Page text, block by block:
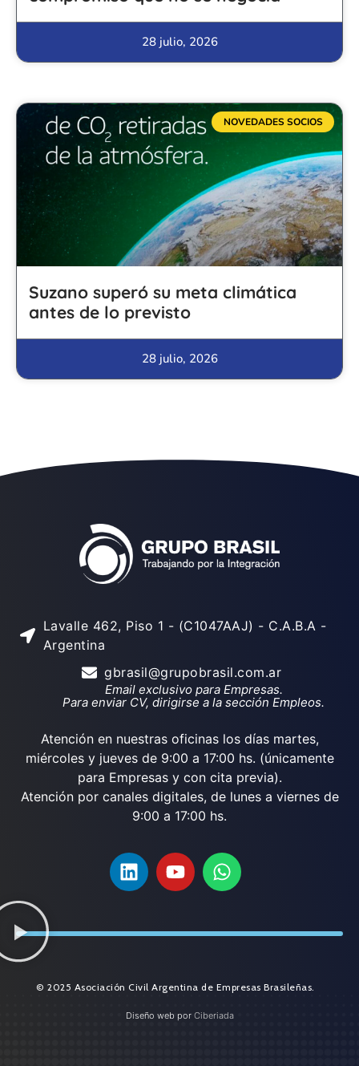
28 julio, 2026
NOVEDADES SOCIOS
Suzano superó su meta climática
antes de lo previsto
28 julio, 2026
Lavalle 462, Piso 1 - (C1047AAJ) - C.A.B.A -
Argentina
gbrasil@grupobrasil.com.ar
Email exclusivo para Empresas.
Para enviar CV, dirigirse a la sección Empleos.
Atención en nuestras oficinas los días martes,
miércoles y jueves de 9:00 a 17:00 hs. (únicamente
para Empresas y con cita previa).
Atención por canales digitales, de lunes a viernes de
9:00 a 17:00 hs.
© 2025 Asociación Civil Argentina de Empresas Brasileñas.
Diseño web por Ciberiada